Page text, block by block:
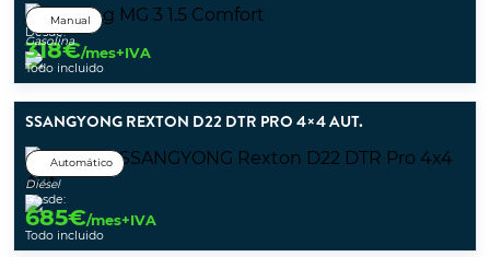
Manual
Gasolina
Desde:
318€/mes+IVA
Todo incluido
SSANGYONG REXTON D22 DTR PRO 4×4 AUT.
Automático
Diésel
Desde:
685€/mes+IVA
Todo incluido